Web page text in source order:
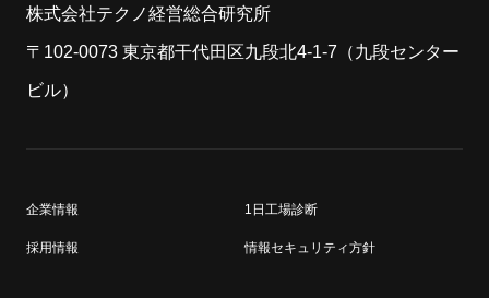
株式会社テクノ経営総合研究所
〒102-0073 東京都干代田区九段北4-1-7（九段センター
ビル）
企業情報 1日工場診断
採用情報 情報セキュリティ方針